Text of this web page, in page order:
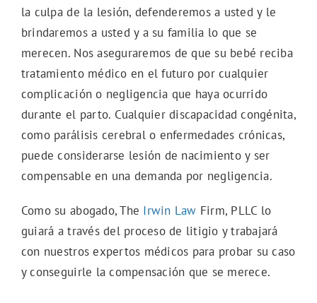
la culpa de la lesión, defenderemos a usted y le
brindaremos a usted y a su familia lo que se
merecen. Nos aseguraremos de que su bebé reciba
tratamiento médico en el futuro por cualquier
complicación o negligencia que haya ocurrido
durante el parto. Cualquier discapacidad congénita,
como parálisis cerebral o enfermedades crónicas,
puede considerarse lesión de nacimiento y ser
compensable en una demanda por negligencia.
Como su abogado, The Irwin Law Firm, PLLC lo
guiará a través del proceso de litigio y trabajará
con nuestros expertos médicos para probar su caso
y conseguirle la compensación que se merece.